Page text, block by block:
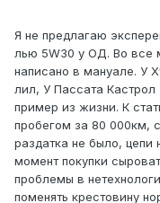
Я не предлагаю
лью 5W30 у ОД. Во все
написано в мануале. У
лил, У Пассата
пример из жизни. К
пробегом за 80 000км,
раздатка не было, цепи
момент покупки
проблемы в
поменять крестовину